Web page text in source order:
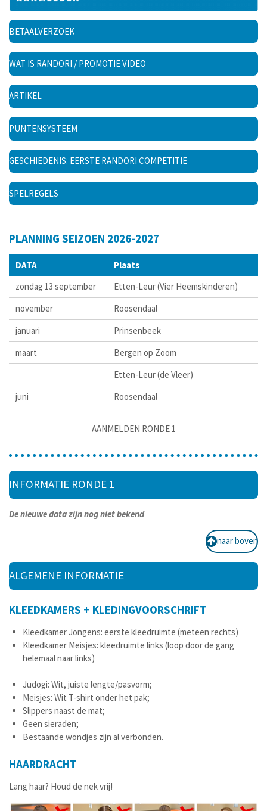
BETAALVERZOEK
WAT IS RANDORI / PROMOTIE VIDEO
ARTIKEL
PUNTENSYSTEEM
GESCHIEDENIS: EERSTE RANDORI COMPETITIE
SPELREGELS
PLANNING SEIZOEN 2026-2027
DATA
Plaats
zondag 13 september
Etten-Leur (Vier Heemskinderen)
november
Roosendaal
januari
Prinsenbeek
maart
Bergen op Zoom
Etten-Leur (de Vleer)
juni
Roosendaal
AANMELDEN RONDE 1
INFORMATIE RONDE 1
De nieuwe data zijn nog niet bekend
naar boven
ALGEMENE INFORMATIE
KLEEDKAMERS + KLEDINGVOORSCHRIFT
Kleedkamer Jongens: eerste kleedruimte (meteen rechts)
Kleedkamer Meisjes: kleedruimte links (loop door de gang
helemaal naar links)
Judogi: Wit, juiste lengte/pasvorm;
Meisjes: Wit T-shirt onder het pak;
Slippers naast de mat;
Geen sieraden;
Bestaande wondjes zijn al verbonden.
HAARDRACHT
Lang haar? Houd de nek vrij!